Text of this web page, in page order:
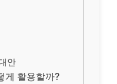
안
게 활용할까?